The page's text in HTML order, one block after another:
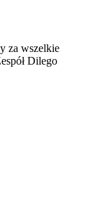
za wszelkie
Dilego